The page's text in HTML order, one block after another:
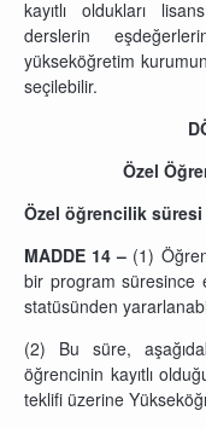
kayıtlı oldukları
derslerin
yükseköğretim
seçilebilir.
Özel
Özel öğrencilik süresi
MADDE 14 – (1)
bir program süresince
statüsünden
(2) Bu süre,
öğrencinin kayıtlı
teklifi üzerine